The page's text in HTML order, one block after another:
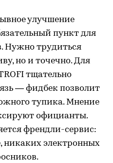
улучшение
пункт для
Нужно трудиться
но и точечно. Для
тщательно
— фидбек позволит
тупика. Мнение
официанты.
френдли-сервис:
никаких электронных